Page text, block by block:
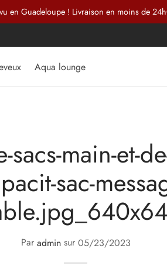
vu en Guadeloupe ! Livraison en moins de
Aqua lounge
sacs-main-et-
sac-
Par adminsur 05/23/2023